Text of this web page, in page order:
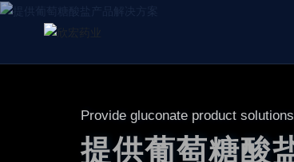
Provide gluconate product solutions
提供葡萄糖酸